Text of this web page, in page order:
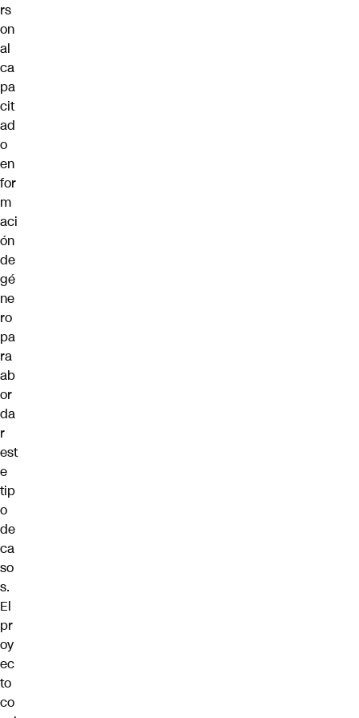
rs
on
al
ca
pa
cit
ad
o
en
for
m
aci
ón
de
gé
ne
ro
pa
ra
ab
or
da
r
est
e
tip
o
de
ca
so
s.
El
pr
oy
ec
to
co